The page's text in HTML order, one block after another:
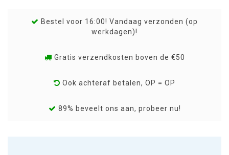
Bestel voor 16:00! Vandaag verzonden (op
werkdagen)!
Gratis verzendkosten boven de €50
Ook achteraf betalen, OP = OP
89% beveelt ons aan, probeer nu!